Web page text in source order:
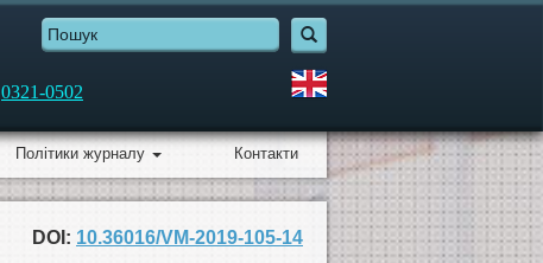
0321-0502
Політики журналу Контакти
DOI: 10.36016/VM-2019-105-14